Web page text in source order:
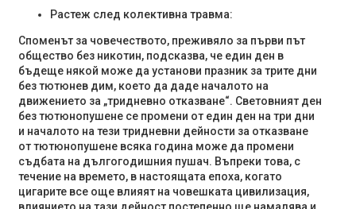
Растеж след колективна травма:
Споменът за човечеството, преживяло за първи път
общество без никотин, подсказва, че един ден в
бъдеще някой може да установи празник за трите дни
без тютюнев дим, което да даде началото на
движението за „тридневно отказване“. Световният ден
без тютюнопушене се промени от един ден на три дни
и началото на тези тридневни дейности за отказване
от тютюнопушене всяка година може да промени
съдбата на дългогодишния пушач. Въпреки това, с
течение на времето, в настоящата епоха, когато
цигарите все още влияят на човешката цивилизация,